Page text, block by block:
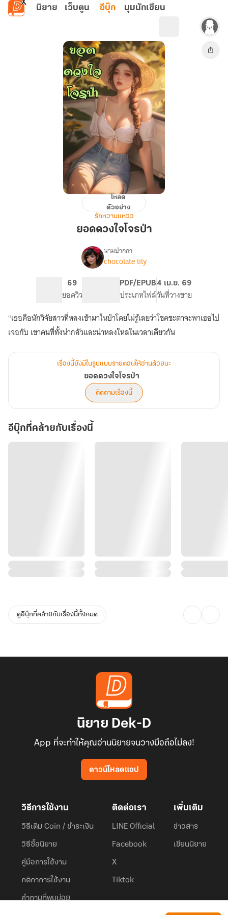
ข้ามไปยังเนื้อหาหลัก
นิยาย เว็บตูน อีบุ๊ก มุมนักเขียน
โหลด
ตัวอย่าง
รักหวานแหวว
ยอดดวงใจโจรป่า
เรื่อง
ดวงใจ
โจร
ป่า
นามปากกา
chocolate lily
69
ยอดวิว
PDF/EPUB
ประเภทไฟล์
4 เม.ย. 69
วันที่วางขาย
"เธอคือนักวิจัยสาวที่หลงเข้ามาในป่าโดยไม่รู้เลยว่าโชคชะตาจะพาเธอไป
เจอกับ เขาคนที่ทั้งน่ากลัวและน่าหลงใหลในเวลาเดียวกัน
เรื่องนี้ยังมีในรูปแบบรายตอนให้อ่านด้วยนะ
ยอดดวงใจโจรป่า
ติดตามเรื่องนี้
อีบุ๊กที่คล้ายกับเรื่องนี้
ดูอีบุ๊กที่คล้ายกับเรื่องนี้ทั้งหมด
นิยาย Dek-D
App ที่จะทำให้คุณอ่านนิยายจนวางมือถือไม่ลง!
ดาวน์โหลดแอป
วิธีการใช้งาน
วิธีเติม Coin / ชำระเงิน
วิธีซื้อนิยาย
คู่มือการใช้งาน
กติกาการใช้งาน
คำถามที่พบบ่อย
ติดต่อเรา
LINE Official
Facebook
X
Tiktok
เพิ่มเติม
ข่าวสาร
เขียนนิยาย